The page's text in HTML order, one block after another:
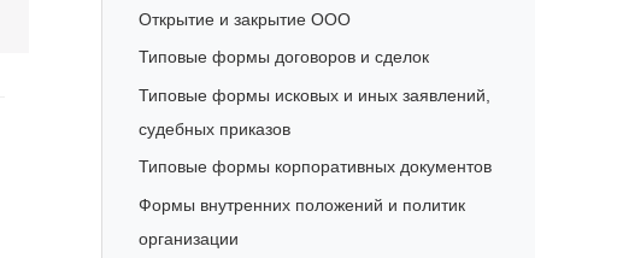
Открытие и закрытие ООО
Типовые формы договоров и сделок
Типовые формы исковых и иных заявлений,
судебных приказов
Типовые формы корпоративных документов
Формы внутренних положений и политик
организации